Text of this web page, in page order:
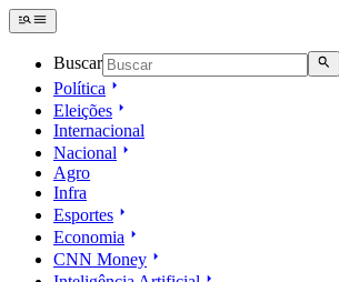
Buscar
Política
Eleições
Internacional
Nacional
Agro
Infra
Esportes
Economia
CNN Money